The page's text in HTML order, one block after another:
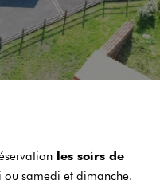
les soirs de
samedi et dimanche.